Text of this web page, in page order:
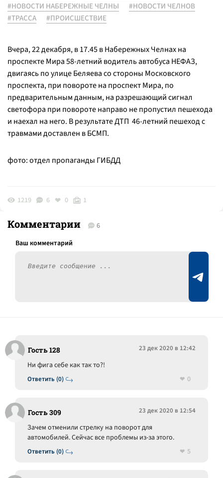
#НОВОСТИ НАБЕРЕЖНЫЕ ЧЕЛНЫ
#НОВОСТИ ЧЕЛНОВ
#ТРАССА
#ПРОИСШЕСТВИЕ
Вчера, 22 декабря, в 17.45 в Набережных Челнах на
проспекте Мира 58-летний водитель автобуса НЕФАЗ,
двигаясь по улице Беляева со стороны Московского
проспекта, при повороте на проспект Мира, по
предварительным данным, на разрешающий сигнал
светофора при повороте направо не пропустил пешехода
и наехал на него. В результате ДТП 46-летний пешеход с
травмами доставлен в БСМП.
фото: отдел пропаганды ГИБДД
1219 6 0 1
Комментарии 6
Гость 128 23 дек 2020 в 12:42
Ответить (0)
Ни фига себе как так то?!
0
Гость 309 23 дек 2020 в 12:54
Ответить (0)
Зачем отменили стрелку на поворот для
автомобилей. Сейчас все проблемы из-за этого.
5